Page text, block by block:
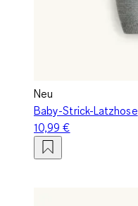
Neu
Baby-Strick-Latzhose
10,99 €